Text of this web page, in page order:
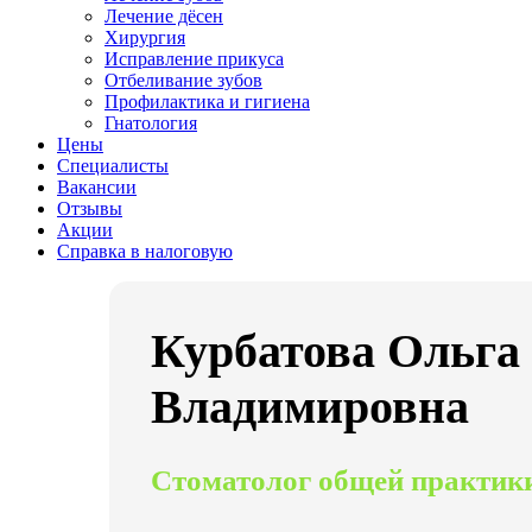
Лечение дёсен
Хирургия
Исправление прикуса
Отбеливание зубов
Профилактика и гигиена
Гнатология
Цены
Специалисты
Вакансии
Отзывы
Акции
Справка в налоговую
Курбатова Ольга
Владимировна
Стоматолог общей